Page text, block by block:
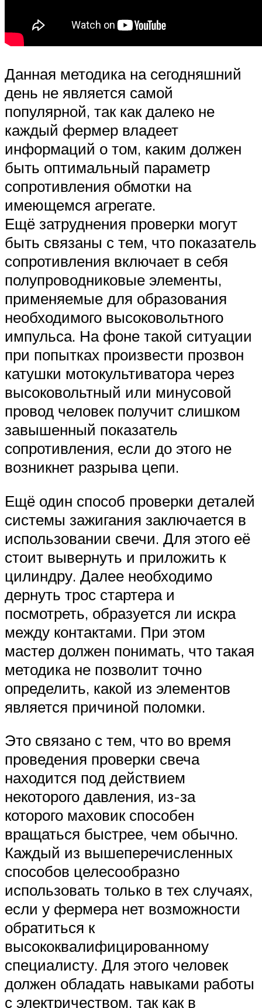
Данная методика на сегодняшний
день не является самой
популярной, так как далеко не
каждый фермер владеет
информаций о том, каким должен
быть оптимальный параметр
сопротивления обмотки на
имеющемся агрегате.
Ещё затруднения проверки могут
быть связаны с тем, что показатель
сопротивления включает в себя
полупроводниковые элементы,
применяемые для образования
необходимого высоковольтного
импульса. На фоне такой ситуации
при попытках произвести прозвон
катушки мотокультиватора через
высоковольтный или минусовой
провод человек получит слишком
завышенный показатель
сопротивления, если до этого не
возникнет разрыва цепи.
Ещё один способ проверки деталей
системы зажигания заключается в
использовании свечи. Для этого её
стоит вывернуть и приложить к
цилиндру. Далее необходимо
дернуть трос стартера и
посмотреть, образуется ли искра
между контактами. При этом
мастер должен понимать, что такая
методика не позволит точно
определить, какой из элементов
является причиной поломки.
Это связано с тем, что во время
проведения проверки свеча
находится под действием
некоторого давления, из-за
которого маховик способен
вращаться быстрее, чем обычно.
Каждый из вышеперечисленных
способов целесообразно
использовать только в тех случаях,
если у фермера нет возможности
обратиться к
высококвалифицированному
специалисту. Для этого человек
должен обладать навыками работы
с электричеством, так как в